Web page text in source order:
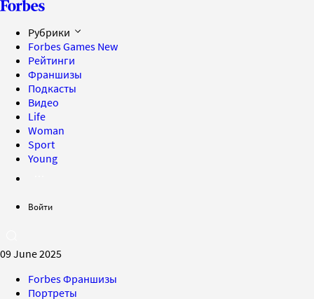
Рубрики
Forbes Games New
Рейтинги
Франшизы
Подкасты
Видео
Life
Woman
Sport
Young
Войти
09 June 2025
Forbes Франшизы
Портреты